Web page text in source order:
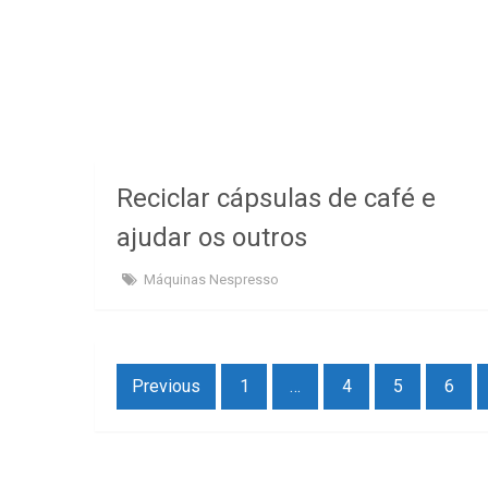
Reciclar cápsulas de café e
ajudar os outros
Máquinas Nespresso
Paginação
Previous 1 … 4 5 6